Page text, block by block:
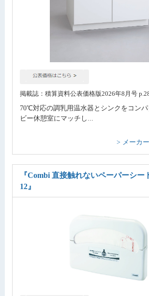
掲載誌：積算資料公表価格版2026年8月号
70℃対応の調乳用温水器とシンクをコン
ビー休憩室にマッチし...
> メーカ
『Combi 直接触れないペーパーシー
12』